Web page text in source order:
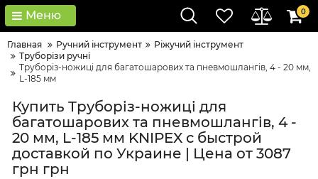
Меню 0
Главная Ручний інструмент
Ріжучий інструмент
Труборізи ручні
Труборіз-ножиці для багатошарових та пневмошлангів, 4 - 20 мм,
L-185 мм
Купить Труборіз-ножиці для
багатошарових та пневмошлангів, 4 -
20 мм, L-185 мм KNIPEX с быстрой
доставкой по Украине | Цена от 3087
грн грн